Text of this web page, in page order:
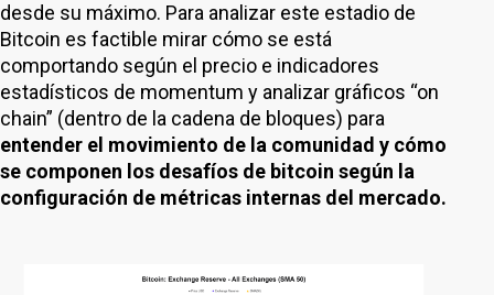
desde su máximo. Para analizar este estadio de
Bitcoin es factible mirar cómo se está
comportando según el precio e indicadores
estadísticos de momentum y analizar gráficos “on
chain” (dentro de la cadena de bloques) para
entender el movimiento de la comunidad y cómo
se componen los desafíos de bitcoin según la
configuración de métricas internas del mercado.